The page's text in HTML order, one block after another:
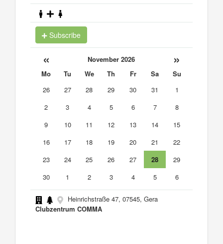
Subscribe
« November 2026 »
Mo Tu We Th Fr Sa
Su
26
27 28 29 30 31
1
2
3 4 5 6 7
8
9
10 11 12 13 14
15
16
17 18 19 20 21
22
23
24 25 26 27 28
29
30
1 2 3 4 5 6
Heinrichstraße 47, 07545, Gera
Clubzentrum COMMA